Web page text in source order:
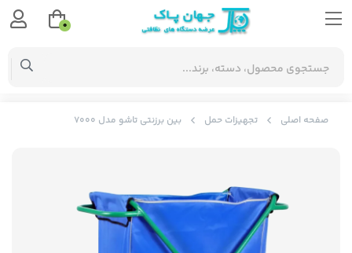
صفحه اصلی تجهیزات حمل بین برزنتی تاشو مدل 7000
0